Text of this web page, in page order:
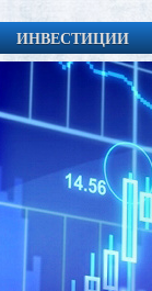
ИНВЕСТИЦИИ